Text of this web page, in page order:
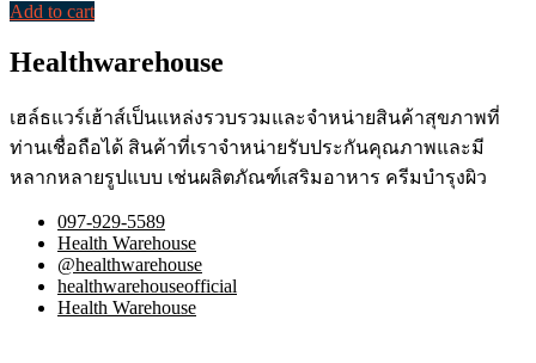
Add to cart
Healthwarehouse
เฮล์ธแวร์เฮ้าส์เป็นแหล่งรวบรวมและจำหน่ายสินค้าสุขภาพที่
ท่านเชื่อถือได้ สินค้าที่เราจำหน่ายรับประกันคุณภาพและมี
หลากหลายรูปแบบ เช่นผลิตภัณฑ์เสริมอาหาร ครีมบำรุงผิว
097-929-5589
Health Warehouse
@healthwarehouse
healthwarehouseofficial
Health Warehouse